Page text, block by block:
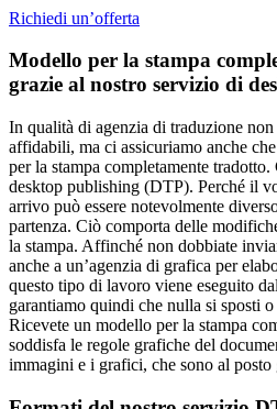
Richiedi un’offerta
Modello per la stampa
grazie al nostro servizio di
In qualità di agenzia di traduzione
affidabili, ma ci assicuriamo anche
per la stampa completamente
desktop publishing (DTP). Perché il
arrivo può essere notevolmente
partenza. Ciò comporta delle
la stampa. Affinché non dobbiate
anche a un’agenzia di grafica per
questo tipo di lavoro viene eseguito
garantiamo quindi che nulla si sposti
Ricevete un modello per la stampa
soddisfa le regole grafiche del
immagini e i grafici, che sono al posto